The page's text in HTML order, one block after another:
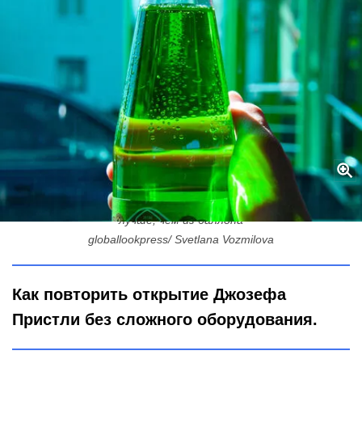
Сифон не нужен: делаю игристую воду дома, и она шипит
лучше, чем из баллона
globallookpress/ Svetlana Vozmilova
Как повторить открытие Джозефа
Пристли без сложного оборудования.